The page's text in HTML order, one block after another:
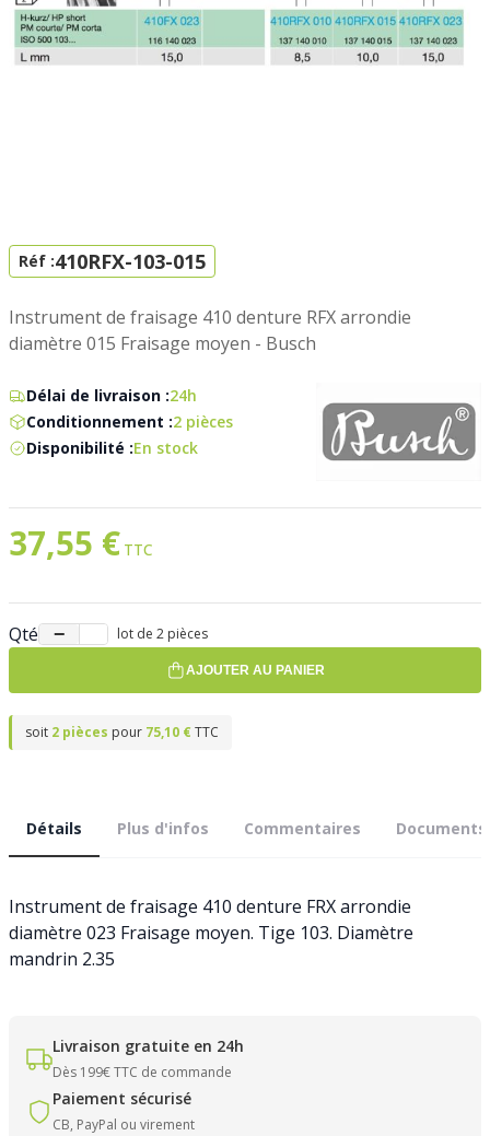
Réf :410RFX-103-015
Instrument de fraisage 410 denture RFX arrondie
diamètre 015 Fraisage moyen - Busch
Délai de livraison :24h
Conditionnement :2 pièces
Disponibilité :En stock
37,55 €
Qté − +
lot de 2 pièces
AJOUTER AU PANIER
soit 2 pièces pour 75,10 €TTC
Détails Plus d'infos Commentaires Documents
Instrument de fraisage 410 denture FRX arrondie
diamètre 023 Fraisage moyen. Tige 103. Diamètre
mandrin 2.35
Livraison gratuite en 24h
Dès 199€ TTC de commande
Paiement sécurisé
CB, PayPal ou virement